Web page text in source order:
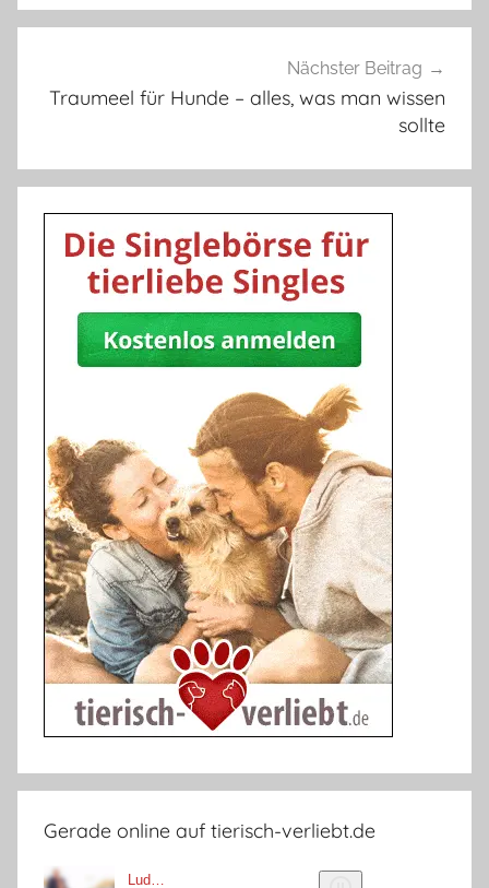
Nächster Beitrag
Traumeel für Hunde – alles, was man wissen
sollte
Gerade online auf tierisch-verliebt.de